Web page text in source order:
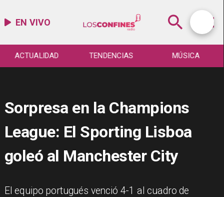
EN VIVO
ACTUALIDAD TENDENCIAS MÚSICA
Sorpresa en la Champions
League: El Sporting Lisboa
goleó al Manchester City
​El equipo portugués venció 4-1 al cuadro de